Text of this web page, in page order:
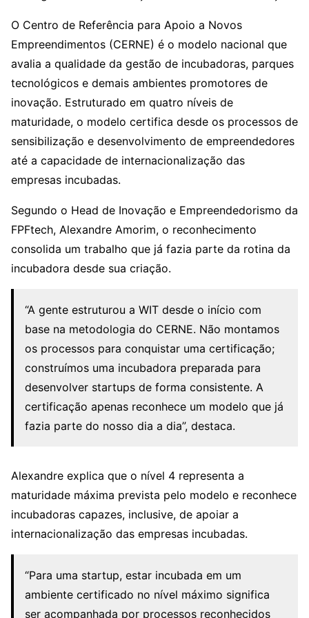
O Centro de Referência para Apoio a Novos
Empreendimentos (CERNE) é o modelo nacional que
avalia a qualidade da gestão de incubadoras, parques
tecnológicos e demais ambientes promotores de
inovação. Estruturado em quatro níveis de
maturidade, o modelo certifica desde os processos de
sensibilização e desenvolvimento de empreendedores
até a capacidade de internacionalização das
empresas incubadas.
Segundo o Head de Inovação e Empreendedorismo da
FPFtech, Alexandre Amorim, o reconhecimento
consolida um trabalho que já fazia parte da rotina da
incubadora desde sua criação.
“A gente estruturou a WIT desde o início com
base na metodologia do CERNE. Não montamos
os processos para conquistar uma certificação;
construímos uma incubadora preparada para
desenvolver startups de forma consistente. A
certificação apenas reconhece um modelo que já
fazia parte do nosso dia a dia”, destaca.
Alexandre explica que o nível 4 representa a
maturidade máxima prevista pelo modelo e reconhece
incubadoras capazes, inclusive, de apoiar a
internacionalização das empresas incubadas.
“Para uma startup, estar incubada em um
ambiente certificado no nível máximo significa
ser acompanhada por processos reconhecidos